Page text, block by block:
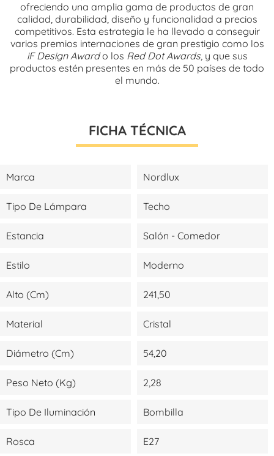
ofreciendo una amplia gama de productos de gran
calidad, durabilidad, diseño y funcionalidad a precios
competitivos. Esta estrategia le ha llevado a conseguir
varios premios internaciones de gran prestigio como los
iF Design Awardo los Red Dot Awards, y que sus
productos estén presentes en más de 50 países de todo
el mundo.
FICHA TÉCNICA
Marca Nordlux
Tipo De Lámpara Techo
Estancia Salón - Comedor
Estilo Moderno
Alto (cm) 241,50
Material Cristal
Diámetro (cm) 54,20
Peso Neto (kg) 2,28
Tipo De Iluminación Bombilla
Rosca E27